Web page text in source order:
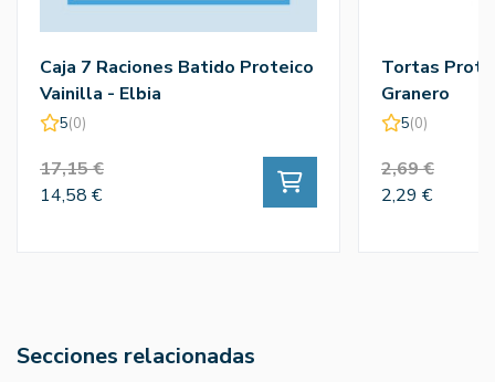
Caja 7 Raciones Batido Proteico
Vainilla - Elbia
5(0)
17,15 €
14,58 €
Tortas
Granero
5(0)
2,69 €
2,29 €
Secciones relacionadas